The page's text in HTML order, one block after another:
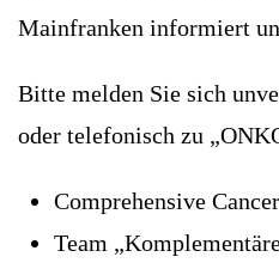
Mainfranken informiert
Bitte melden Sie sich
oder telefonisch zu
Comprehensive
Team